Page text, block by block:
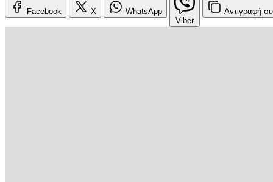
Facebook X
WhatsApp
Viber
Αντιγραφή